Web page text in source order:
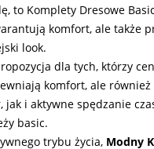
to Komplety Dresowe
komfort, ale także
look.
dla tych, którzy
komfort, ale
i aktywne spędzanie
basic.
trybu życia, Modny